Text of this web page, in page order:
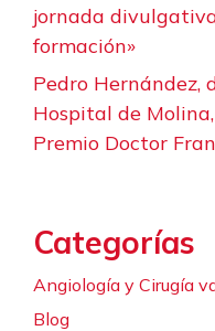
jornada
formación»
Pedro Hernández,
Hospital de
Premio Doctor
Categorías
Angiología y Cirugía
Blog